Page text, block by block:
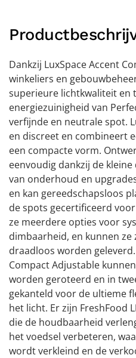
Dankzij LuxSpace Accent
winkeliers en
superieure lichtkwaliteit en
energiezuinigheid van
verfijnde en neutrale spot.
en discreet en combineert
een compacte vorm.
eenvoudig dankzij de
van onderhoud en
en kan gereedschapsloos
de spots gecertificeerd
ze meerdere opties voor
dimbaarheid, en kunnen ze
draadloos worden
Compact Adjustable
worden geroteerd en in
gekanteld voor de ultieme
het licht. Er zijn FreshFood
die de houdbaarheid
het voedsel verbeteren,
wordt verkleind en de